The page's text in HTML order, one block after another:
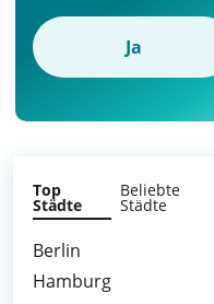
Ja
Top
Städte
Beliebte
Städte
Berlin
Hamburg